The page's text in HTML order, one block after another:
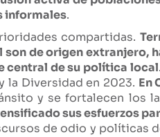
informales.
compartidas.
de origen extranjero,
central de su política local
la Diversidad en 2023. En
y se fortalecen los
sus esfuerzos
de odio y políticas